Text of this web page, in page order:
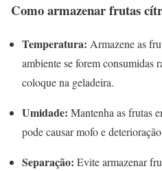
Como armazenar frutas
Temperatura: Armazene as
ambiente se forem consumidas
coloque na geladeira.
Umidade: Mantenha as frutas
pode causar mofo e
Separação: Evite armazenar